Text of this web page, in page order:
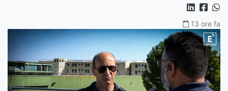
13 ore fa